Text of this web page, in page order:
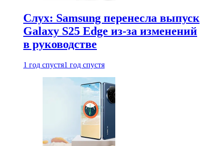
Слух: Samsung перенесла выпуск
Galaxy S25 Edge из-за изменений
в руководстве
1 год спустя1 год спустя